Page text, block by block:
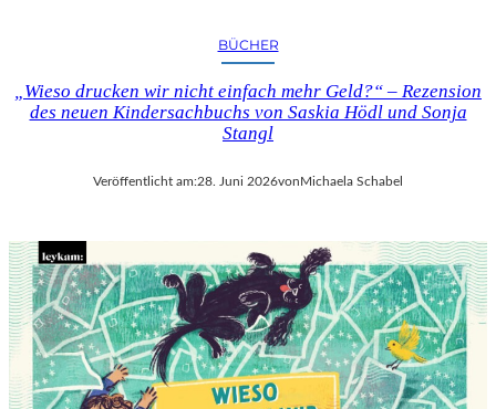
BÜCHER
„Wieso drucken wir nicht einfach mehr Geld?“ – Rezension
des neuen Kindersachbuchs von Saskia Hödl und Sonja
Stangl
Veröffentlicht am:28. Juni 2026vonMichaela Schabel